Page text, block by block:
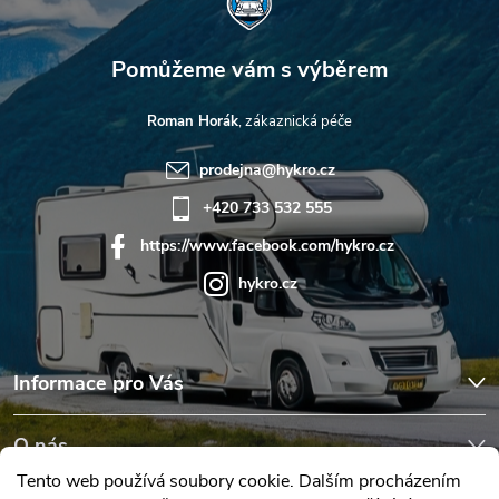
Tento web používá soubory cookie. Dalším procházením
Informace pro Vás
O nás
Roman Horák
prodejna@hykro.cz
+420 733 532 555
https://www.facebook.com/hykro.cz
hykro.cz